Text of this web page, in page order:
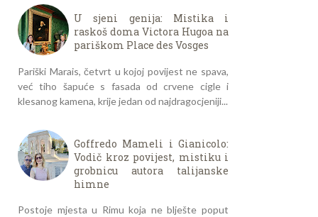
U sjeni genija: Mistika i
raskoš doma Victora Hugoa na
pariškom Place des Vosges
Pariški Marais, četvrt u kojoj povijest ne spava,
već tiho šapuće s fasada od crvene cigle i
klesanog kamena, krije jedan od najdragocjeniji...
Goffredo Mameli i Gianicolo:
Vodič kroz povijest, mistiku i
grobnicu autora talijanske
himne
Postoje mjesta u Rimu koja ne blješte poput